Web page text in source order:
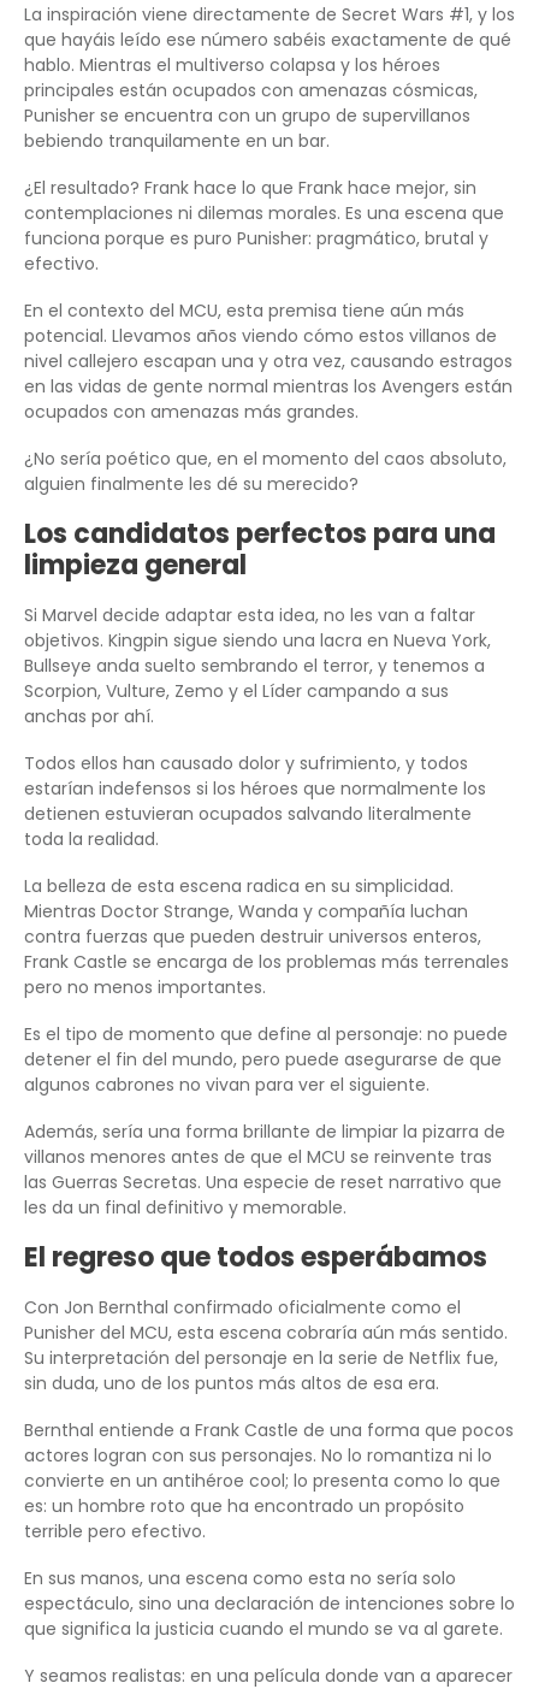
La inspiración viene directamente de Secret Wars #1, y los
que hayáis leído ese número sabéis exactamente de qué
hablo. Mientras el multiverso colapsa y los héroes
principales están ocupados con amenazas cósmicas,
Punisher se encuentra con un grupo de supervillanos
bebiendo tranquilamente en un bar.
¿El resultado? Frank hace lo que Frank hace mejor, sin
contemplaciones ni dilemas morales. Es una escena que
funciona porque es puro Punisher: pragmático, brutal y
efectivo.
En el contexto del MCU, esta premisa tiene aún más
potencial. Llevamos años viendo cómo estos villanos de
nivel callejero escapan una y otra vez, causando estragos
en las vidas de gente normal mientras los Avengers están
ocupados con amenazas más grandes.
¿No sería poético que, en el momento del caos absoluto,
alguien finalmente les dé su merecido?
Los candidatos perfectos para una
limpieza general
Si Marvel decide adaptar esta idea, no les van a faltar
objetivos. Kingpin sigue siendo una lacra en Nueva York,
Bullseye anda suelto sembrando el terror, y tenemos a
Scorpion, Vulture, Zemo y el Líder campando a sus
anchas por ahí.
Todos ellos han causado dolor y sufrimiento, y todos
estarían indefensos si los héroes que normalmente los
detienen estuvieran ocupados salvando literalmente
toda la realidad.
La belleza de esta escena radica en su simplicidad.
Mientras Doctor Strange, Wanda y compañía luchan
contra fuerzas que pueden destruir universos enteros,
Frank Castle se encarga de los problemas más terrenales
pero no menos importantes.
Es el tipo de momento que define al personaje: no puede
detener el fin del mundo, pero puede asegurarse de que
algunos cabrones no vivan para ver el siguiente.
Además, sería una forma brillante de limpiar la pizarra de
villanos menores antes de que el MCU se reinvente tras
las Guerras Secretas. Una especie de reset narrativo que
les da un final definitivo y memorable.
El regreso que todos esperábamos
Con Jon Bernthal confirmado oficialmente como el
Punisher del MCU, esta escena cobraría aún más sentido.
Su interpretación del personaje en la serie de Netflix fue,
sin duda, uno de los puntos más altos de esa era.
Bernthal entiende a Frank Castle de una forma que pocos
actores logran con sus personajes. No lo romantiza ni lo
convierte en un antihéroe cool; lo presenta como lo que
es: un hombre roto que ha encontrado un propósito
terrible pero efectivo.
En sus manos, una escena como esta no sería solo
espectáculo, sino una declaración de intenciones sobre lo
que significa la justicia cuando el mundo se va al garete.
Y seamos realistas: en una película donde van a aparecer